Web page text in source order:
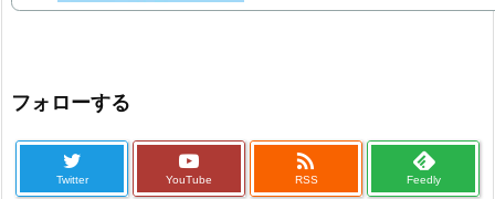
フォローする
Twitter YouTube

RSS Feedly